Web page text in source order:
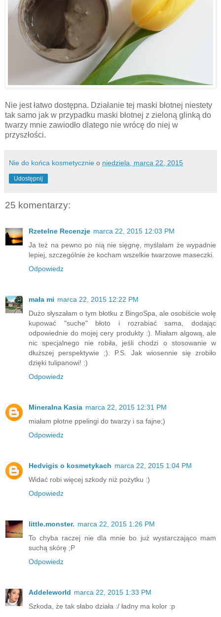
Nie jest łatwo dostępna. Działanie tej maski błotnej niestety
tak samo jak w przypadku maski błotnej z zieloną glinką do
twarzy mnie zawiodło dlatego nie wrócę do niej w
przyszłości.
Nie do końca kosmetycznie o niedziela, marca 22, 2015
Udostępnij
25 komentarzy:
Rzetelne Recenzje marca 22, 2015 12:03 PM
Ja też na pewno po nią nie sięgnę, myślałam że wypadnie
lepiej, szczególnie że kocham wszelkie twarzowe maseczki.
Odpowiedz
mała mi marca 22, 2015 12:22 PM
Dużo słyszałam o tym błotku z BingoSpa, ale osobiście wolę
kupować "suche" błoto i rozrabiać sama, dodając
odpowiednie do mojej cery produkty :). Miałam algową, ale
nic specjalnego nie robiła, jeśli chodzi o stosowanie w
dłuższej perspektywie ;). P.S. Jak wiosennie się zrobiło
dzięki tulipanowi! :)
Odpowiedz
Mineralna Kasia marca 22, 2015 12:31 PM
miałam płotne ppelingi do twarzy i sa fajne;)
Odpowiedz
Hedvigis o kosmetykach marca 22, 2015 1:04 PM
Widać robi więcej szkody niż pożytku :)
Odpowiedz
little.monster. marca 22, 2015 1:26 PM
To chyba raczej nie dla mnie bo już wystarczająco mam
suchą skórę ;P
Odpowiedz
Addeleworld marca 22, 2015 1:33 PM
Szkoda, że tak słabo działa :/ ładny ma kolor :p